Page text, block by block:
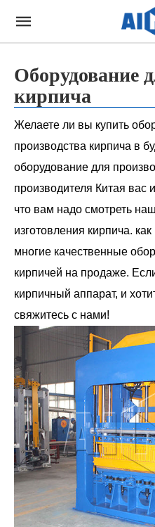
Оборудование
кирпича
Желаете ли вы купить
производства кирпича в
оборудование для
производителя Китая вас
что вам надо смотреть
изготовления кирпича.
многие качественные
кирпичей на продаже.
кирпичный аппарат, и
свяжитесь с нами!